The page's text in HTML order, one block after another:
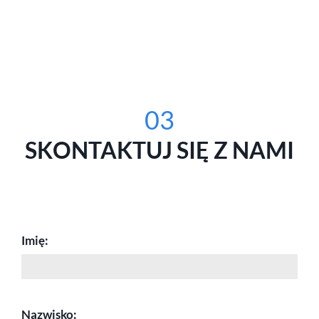
03
SKONTAKTUJ SIĘ Z NAMI
Imię:
Nazwisko: